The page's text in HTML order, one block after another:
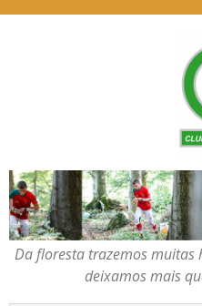
Da floresta trazemos
deixamos mais